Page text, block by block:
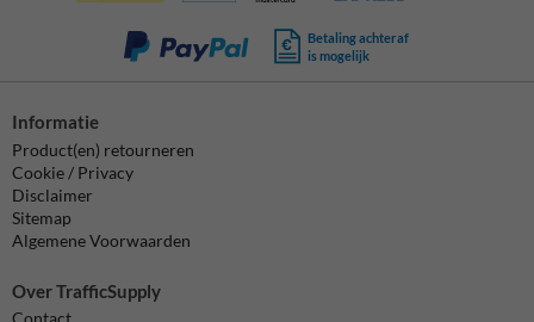
Betaling achteraf
is mogelijk
Informatie
Product(en) retourneren
Cookie / Privacy
Disclaimer
Sitemap
Algemene Voorwaarden
Over TrafficSupply